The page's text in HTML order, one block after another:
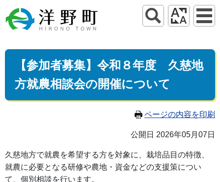
【参加者募集】令和８年度 久慈地
方就農相談会の開催について
ページの内容を印刷
公開日 2026年05月07日
久慈地方で就農を希望する方を対象に、栽培品目の特徴、
就農に必要となる研修や農地・資金などの支援策につい
て、個別相談を行います。